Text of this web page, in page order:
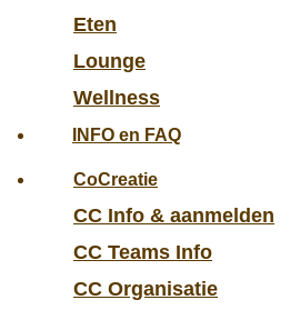
Eten
Lounge
Wellness
INFO en FAQ
CoCreatie
CC Info & aanmelden
CC Teams Info
CC Organisatie